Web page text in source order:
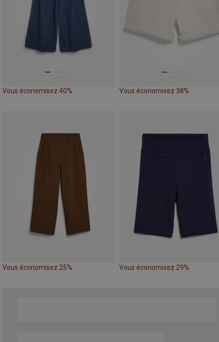
Vous économisez 40% Vous économisez 38%
Vous économisez 25% Vous économisez 29%